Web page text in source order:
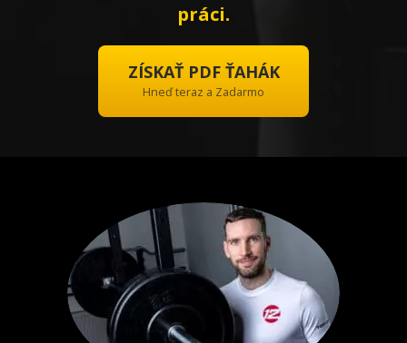
práci.
ZÍSKAŤ PDF ŤAHÁK
Hneď teraz a Zadarmo